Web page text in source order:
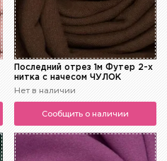
Последний отрез 1м Футер 2-х
нитка с начесом ЧУЛОК
Нет в наличии
Сообщить о наличии